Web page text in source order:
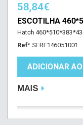
58,84€
ESCOTILHA
Hatch
Refª SFRE146051001
ADICIONAR
MAIS